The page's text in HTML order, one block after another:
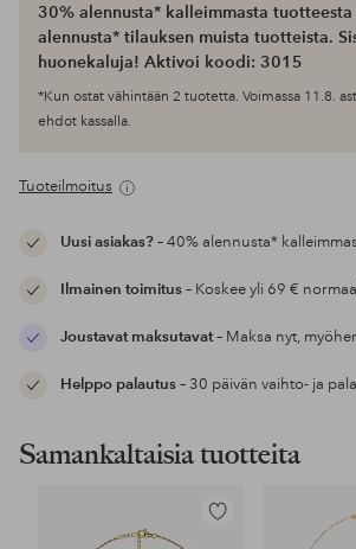
30% alennusta* kalleimmasta
alennusta* tilauksen muista tuotteista.
huonekaluja! Aktivoi koodi: 3015
*Kun ostat vähintään 2 tuotetta. Voimassa 11.8.
ehdot kassalla.
Tuoteilmoitus
Uusi asiakas?– 40% alennusta*
Ilmainen toimitus– Koskee yli 69 €
Joustavat maksutavat– Maksa nyt,
Helppo palautus– 30 päivän vaihto- ja
Samankaltaisia tuotteita
Lisää